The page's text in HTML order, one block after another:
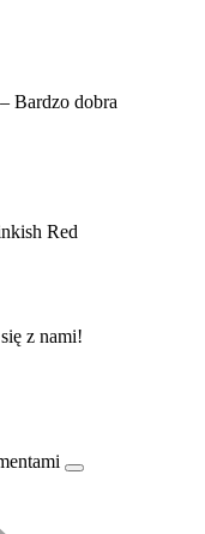
Bardzo dobra
Red
z nami!